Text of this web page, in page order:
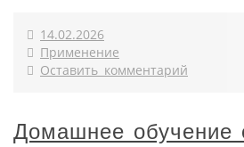
14.02.2026
Применение
Оставить комментарий
Домашнее обучение